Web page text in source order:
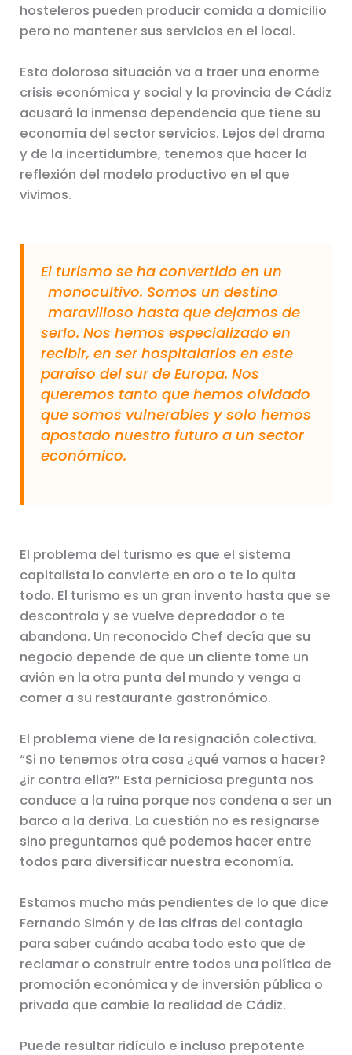
hosteleros pueden producir comida a domicilio
pero no mantener sus servicios en el local.
Esta dolorosa situación va a traer una enorme
crisis económica y social y la provincia de Cádiz
acusará la inmensa dependencia que tiene su
economía del sector servicios. Lejos del drama
y de la incertidumbre, tenemos que hacer la
reflexión del modelo productivo en el que
vivimos.
El turismo se ha convertido en un
monocultivo. Somos un destino
maravilloso hasta que dejamos de
serlo. Nos hemos especializado en
recibir, en ser hospitalarios en este
paraíso del sur de Europa. Nos
queremos tanto que hemos olvidado
que somos vulnerables y solo hemos
apostado nuestro futuro a un sector
económico.
El problema del turismo es que el sistema
capitalista lo convierte en oro o te lo quita
todo. El turismo es un gran invento hasta que se
descontrola y se vuelve depredador o te
abandona. Un reconocido Chef decía que su
negocio depende de que un cliente tome un
avión en la otra punta del mundo y venga a
comer a su restaurante gastronómico.
El problema viene de la resignación colectiva.
“Si no tenemos otra cosa ¿qué vamos a hacer?
¿ir contra ella?” Esta perniciosa pregunta nos
conduce a la ruina porque nos condena a ser un
barco a la deriva. La cuestión no es resignarse
sino preguntarnos qué podemos hacer entre
todos para diversificar nuestra economía.
Estamos mucho más pendientes de lo que dice
Fernando Simón y de las cifras del contagio
para saber cuándo acaba todo esto que de
reclamar o construir entre todos una política de
promoción económica y de inversión pública o
privada que cambie la realidad de Cádiz.
Puede resultar ridículo e incluso prepotente